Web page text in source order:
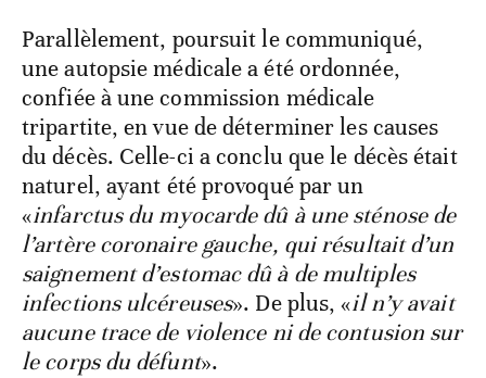
Parallèlement, poursuit le communiqué,
une autopsie médicale a été ordonnée,
confiée à une commission médicale
tripartite, en vue de déterminer les causes
du décès. Celle-ci a conclu que le décès était
naturel, ayant été provoqué par un
«infarctus du myocarde dû à une sténose de
l’artère coronaire gauche, qui résultait d’un
saignement d’estomac dû à de multiples
infections ulcéreuses». De plus, «il n’y avait
aucune trace de violence ni de contusion sur
le corps du défunt».